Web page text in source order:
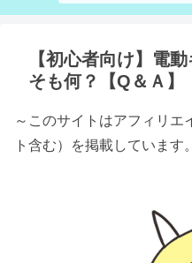
【初心者向け】電
そも何？【Q＆Ａ】
～このサイトはアフィリエ
ト含む）を掲載しています